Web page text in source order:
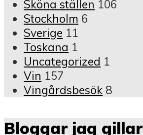
Sköna ställen 106
Stockholm 6
Sverige 11
Toskana 1
Uncategorized 1
Vin 157
Vingårdsbesök 8
Bloggar jag gillar